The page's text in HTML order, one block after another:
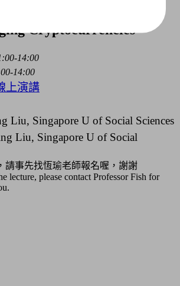
Analyzing the Dynamics
Cryptocurrencies
14:00
14:00
上演講
Liu, Singapore U of Social Sciences
Liu, Singapore U of Social
請事先找恆瑜老師報名喔，謝謝
lecture, please contact Professor Fish for